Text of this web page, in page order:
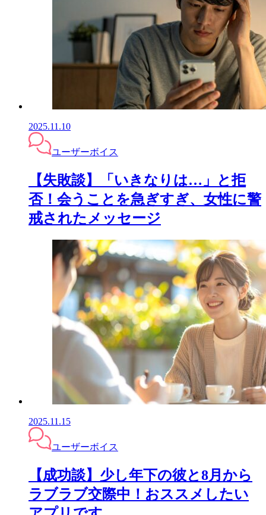
2025.11.10
ユーザーボイス
【失敗談】「いきなりは…」と拒
否！会うことを急ぎすぎ、女性に警
戒されたメッセージ
2025.11.15
ユーザーボイス
【成功談】少し年下の彼と8月から
ラブラブ交際中！おススメしたい